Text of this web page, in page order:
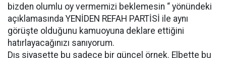
bizden olumlu oy vermemizi beklemesin “ yönündeki
açıklamasında YENİDEN REFAH PARTİSİ ile aynı
görüşte olduğunu kamuoyuna deklare ettiğini
hatırlayacağınızı sanıyorum.
Dış siyasette bu sadece bir güncel örnek. Elbette bu